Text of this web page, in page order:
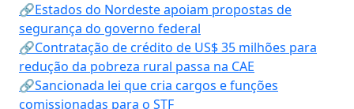
🔗Estados do Nordeste apoiam propostas de
segurança do governo federal
🔗Contratação de crédito de US$ 35 milhões para
redução da pobreza rural passa na CAE
🔗Sancionada lei que cria cargos e funções
comissionadas para o STF